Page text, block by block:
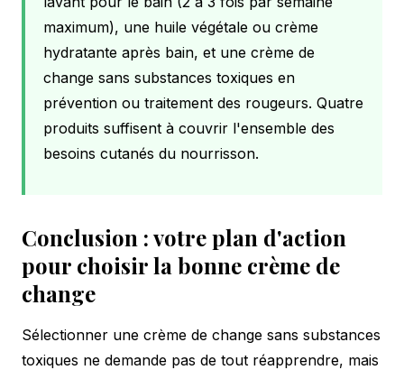
maximum), une huile végétale ou crème
hydratante après bain, et une crème de
change sans substances toxiques en
prévention ou traitement des rougeurs. Quatre
produits suffisent à couvrir l'ensemble des
besoins cutanés du nourrisson.
Conclusion : votre plan d'action
pour choisir la bonne crème de
change
Sélectionner une crème de change sans substances
toxiques ne demande pas de tout réapprendre, mais